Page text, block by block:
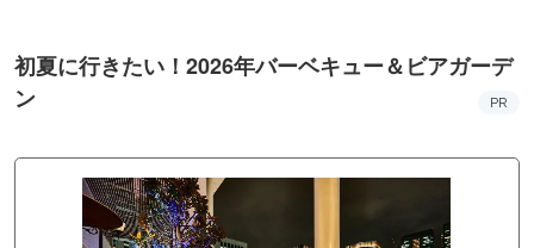
初夏に行きたい！2026年バーベキュー＆ビアガーデ
ン
PR